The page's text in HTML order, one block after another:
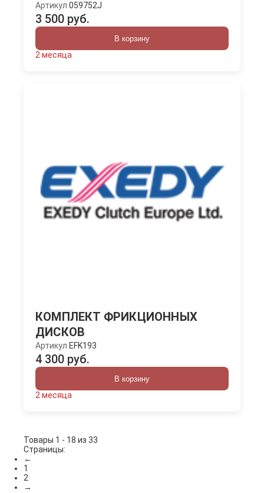
Артикул 059752J
3 500 руб.
В корзину
2 месяца
КОМПЛЕКТ ФРИКЦИОННЫХ
ДИСКОВ
Артикул EFK193
4 300 руб.
В корзину
2 месяца
Товары 1 - 18 из 33
Страницы:
←
1
2
→